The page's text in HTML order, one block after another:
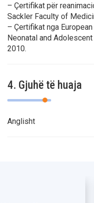
– Çertifikat për
Sackler Faculty of
– Çertifikat nga
Neonatal and
2010.
4. Gjuhë të huaja
Anglisht